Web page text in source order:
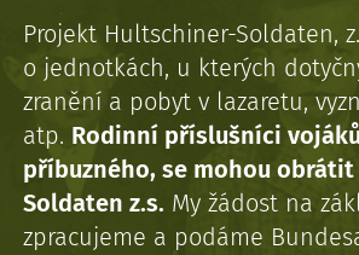
Projekt Hultschiner-Soldaten,
o jednotkách, u kterých
zranění a pobyt v lazaretu,
atp. Rodinní příslušníci
příbuzného, se mohou
Soldaten z.s. My žádost na
zpracujeme a podáme